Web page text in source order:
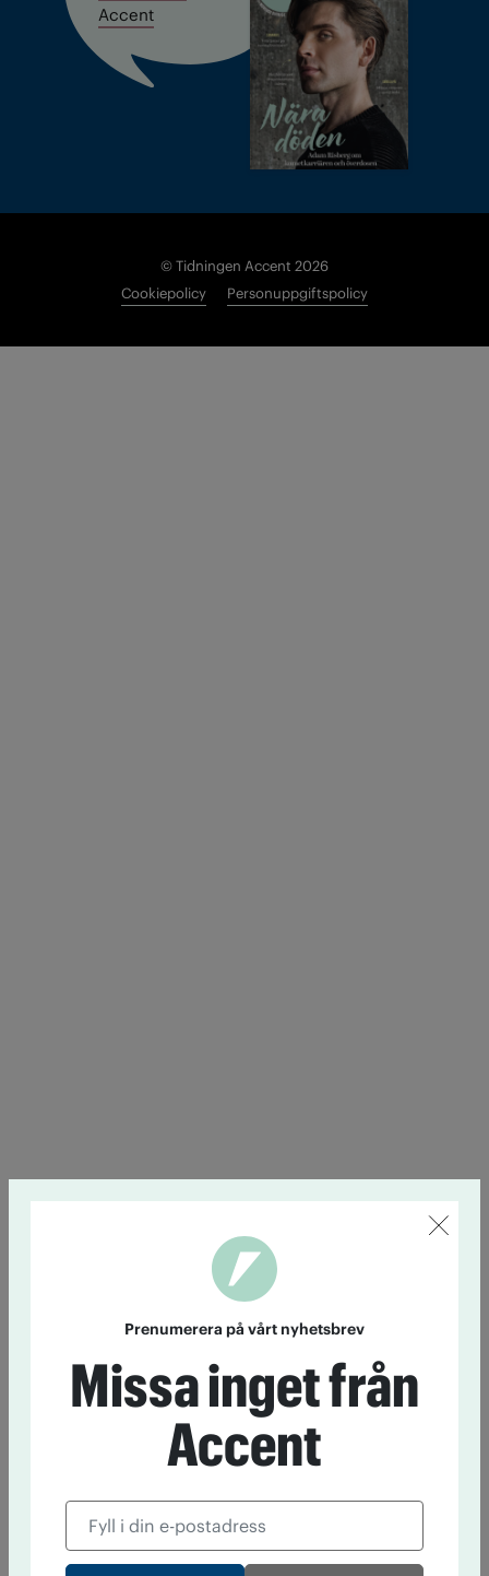
Accent
© Tidningen Accent 2026
Cookiepolicy
Personuppgiftspolicy
Prenumerera på vårt nyhetsbrev
Missa inget från
Accent